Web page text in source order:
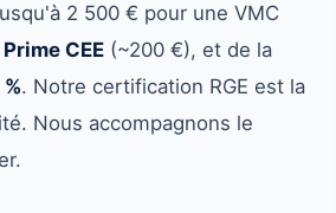
2 500 € pour une VMC
Prime CEE (~200 €), et de la
. Notre certification RGE est la
Nous accompagnons le